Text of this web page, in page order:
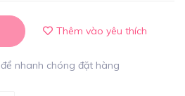
Thêm vào yêu thích
để nhanh chóng đặt hàng